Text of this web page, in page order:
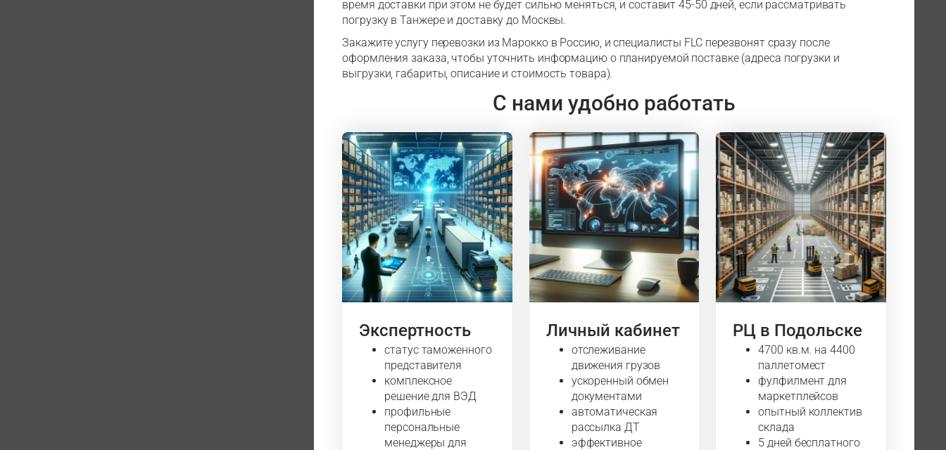
время доставки при этом не будет сильно меняться, и составит 45-50 дней, если рассматривать
погрузку в Танжере и доставку до Москвы.
Закажите услугу перевозки из Марокко в Россию, и специалисты FLC перезвонят сразу после
оформления заказа, чтобы уточнить информацию о планируемой поставке (адреса погрузки и
выгрузки, габариты, описание и стоимость товара).
С нами удобно работать
Экспертность
статус таможенного
представителя
комплексное
решение для ВЭД
профильные
персональные
менеджеры для
Личный кабинет
отслеживание
движения грузов
ускоренный обмен
документами
автоматическая
рассылка ДТ
эффективное
РЦ в Подольске
4700 кв.м. на 4400
паллетомест
фулфилмент для
маркетплейсов
опытный коллектив
склада
5 дней бесплатного